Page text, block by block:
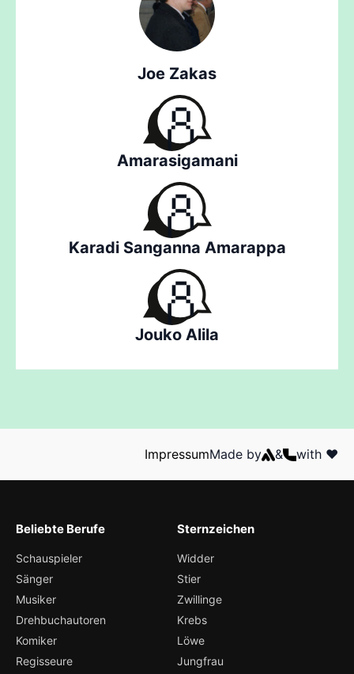
Joe Zakas
Amarasigamani
Karadi Sanganna Amarappa
Jouko Alila
ImpressumMade by & with ❤️
Beliebte Berufe
Schauspieler
Sänger
Musiker
Drehbuchautoren
Komiker
Regisseure
Sternzeichen
Widder
Stier
Zwillinge
Krebs
Löwe
Jungfrau